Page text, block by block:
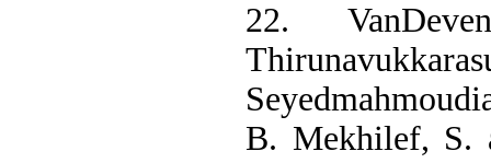
22.
B. Mekhilef,